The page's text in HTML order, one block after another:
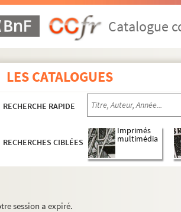
Catalogue
LES CATALOGUES
RECHERCHE RAPIDE
RECHERCHES CIBLÉES
Imprimés
multimédia
session a expiré.